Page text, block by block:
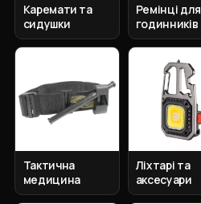
Каремати та
сидушки
Ремінці для
годинників
Тактична
медицина
Ліхтарі та
аксесуари